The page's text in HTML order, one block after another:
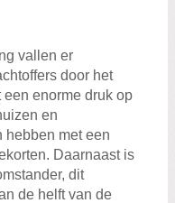
vallen er
door het
enorme druk op
en
hebben met een
Daarnaast is
dit
de helft van de